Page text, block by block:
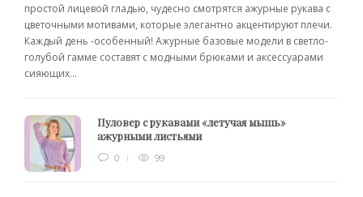
простой лицевой гладью, чудесно смотрятся ажурные рукава с
цветочными мотивами, которые элегантно акцентируют плечи.
Каждый день -особенный! Ажурные базовые модели в светло-
голубой гамме составят с модными брюками и аксессуарами
сияющих...
Пуловер с рукавами «летучая мышь»
ажурными листьями
0 99